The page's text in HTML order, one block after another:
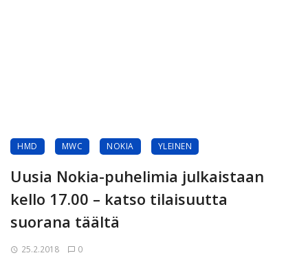
HMD MWC NOKIA YLEINEN
Uusia Nokia-puhelimia julkaistaan
kello 17.00 – katso tilaisuutta
suorana täältä
25.2.2018 0